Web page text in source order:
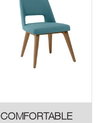
COMFORTABLE